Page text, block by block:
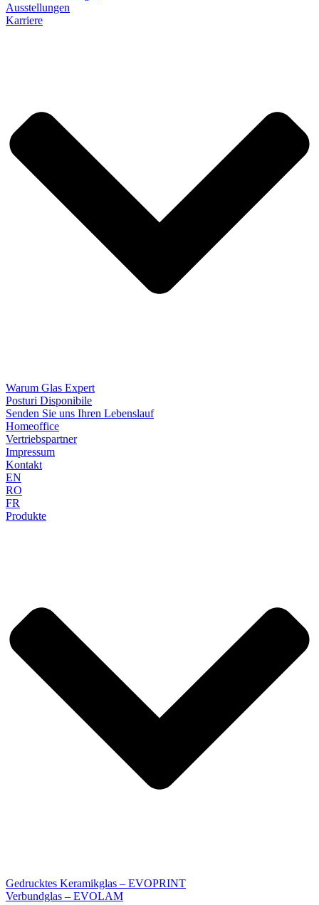
Ausstellungen
Karriere
Warum Glas Expert
Posturi Disponibile
Senden Sie uns Ihren Lebenslauf
Homeoffice
Vertriebspartner
Impressum
Kontakt
EN
RO
FR
Produkte
Gedrucktes Keramikglas – EVOPRINT
Verbundglas – EVOLAM